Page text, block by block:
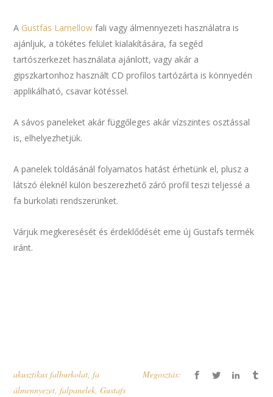
A Gustfas Lamellow fali vagy álmennyezeti használatra is
ajánljuk, a tökétes felület kialakítására, fa segéd
tartószerkezet használata ajánlott, vagy akár a
gipszkartonhoz használt CD profilos tartózárta is könnyedén
applikálható, csavar kötéssel.
A sávos paneleket akár függőleges akár vízszintes osztással
is, elhelyezhetjük.
A panelek toldásánál folyamatos hatást érhetünk el, plusz a
látszó éleknél külön beszerezhető záró profil teszi teljessé a
fa burkolati rendszerünket.
Várjuk megkeresését és érdeklődését eme új Gustafs termék
iránt.
akusztikus falburkolat,fa
álmennyezet,falpanelek,Gustafs
Megosztás: